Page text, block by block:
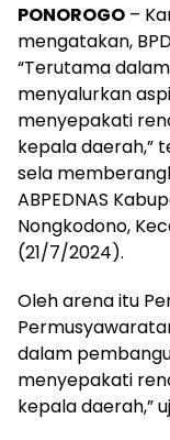
PONOROGO –
mengatakan,
“Terutama
menyalurkan
menyepakati
kepala daerah,”
sela
ABPEDNAS
Nongkodono,
(21/7/2024).
Oleh arena itu
dalam
menyepakati
kepala daerah,”